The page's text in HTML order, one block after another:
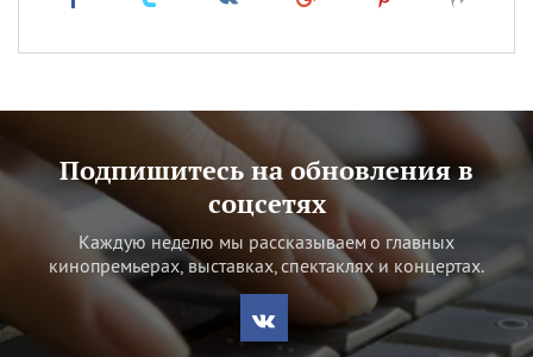
Подпишитесь на обновления в
соцсетях
Каждую неделю мы рассказываем о главных
кинопремьерах, выставках, спектаклях и концертах.